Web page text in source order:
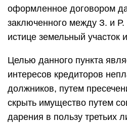
оформленное договором
заключенного между З. и Р.
истице земельный
Целью данного пункта
интересов кредиторов
должников, путем
скрыть имущество путем
дарения в пользу третьих